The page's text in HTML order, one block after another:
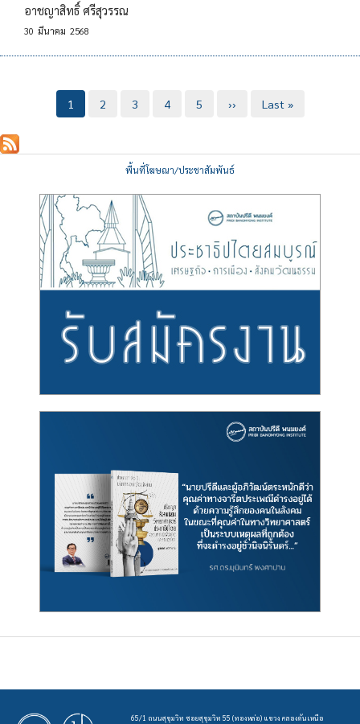
อาชญาสิทธิ์ ศรีสุวรรณ
30 มีนาคม 2568
Pagination
Current
1 Page
2 Page
3 Page
4 Page
5
Next
››
Last
Last »
พื้นที่โฆษณา/ประชาสัมพันธ์
65/1 ถนนสุขุมวิท ซอยสุขุมวิท 55 (ทองหล่อ) แขวง คลองตันเหนือ